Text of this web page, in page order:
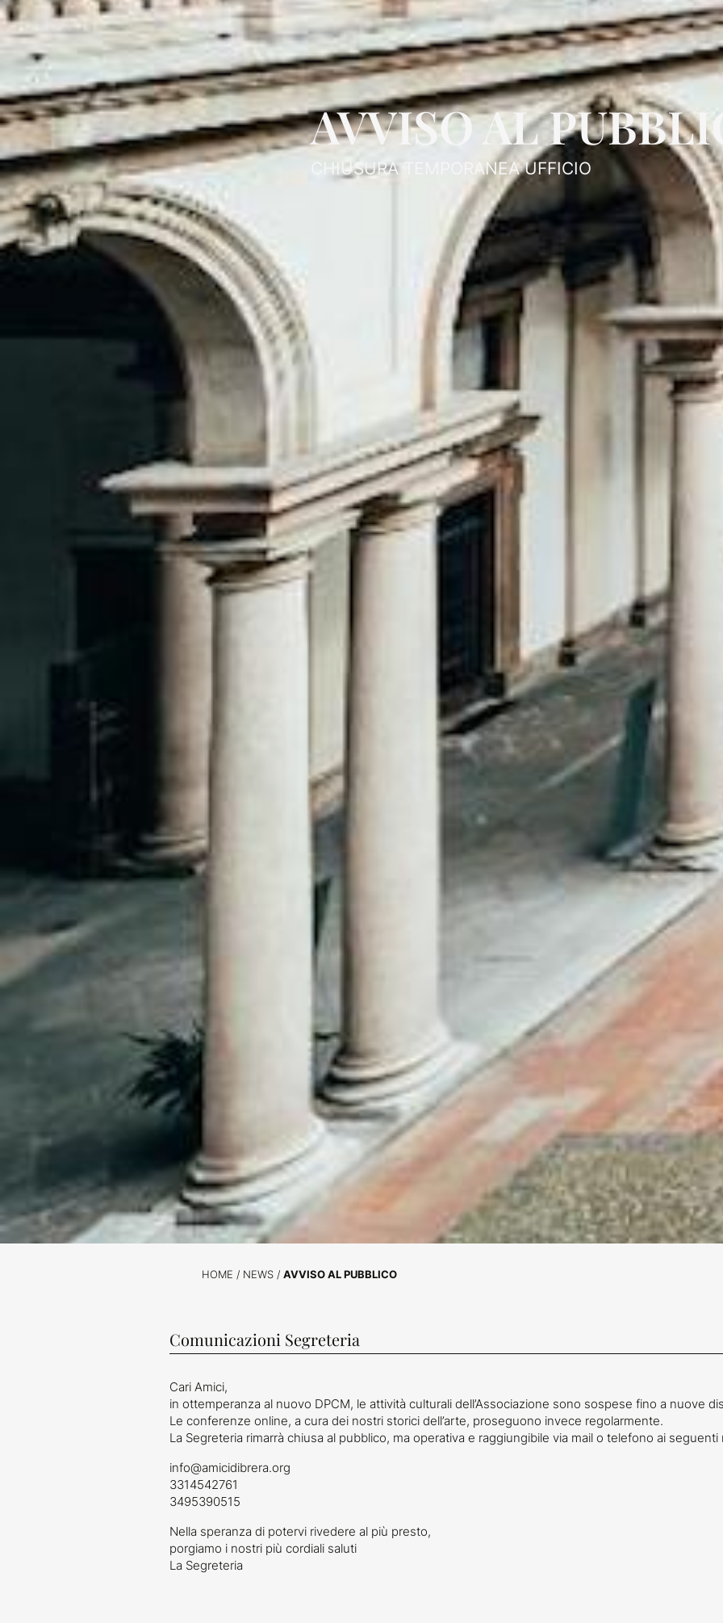
AVVISO AL
CHIUSURA TEMPORANEA UFFICIO
HOME / NEWS/ AVVISO AL PUBBLICO
Comunicazioni Segreteria
Cari Amici,
in ottemperanza al nuovo DPCM, le attività culturali dell’Associazione sono sospese fino a nuove
Le conferenze online, a cura dei nostri storici dell’arte, proseguono invece regolarmente.
La Segreteria rimarrà chiusa al pubblico, ma operativa e raggiungibile via mail o telefono ai seguenti
info@amicidibrera.org
3314542761
3495390515
Nella speranza di potervi rivedere al più presto,
porgiamo i nostri più cordiali saluti
La Segreteria